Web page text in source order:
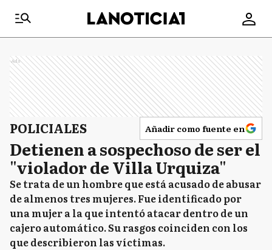
Ads
POLICIALES Añadir como fuente en
Detienen a sospechoso de ser el
"violador de Villa Urquiza"
Se trata de un hombre que está acusado de abusar
de almenos tres mujeres. Fue identificado por
una mujer a la que intentó atacar dentro de un
cajero automático. Su rasgos coinciden con los
que describieron las víctimas.